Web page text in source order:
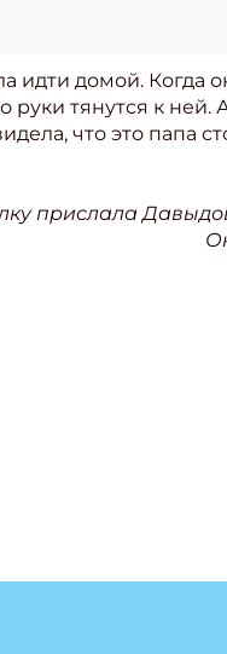
идти домой. Когда
тянутся к ней.
что это папа
прислала